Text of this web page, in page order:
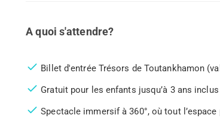
A quoi s'attendre?
Billet d'entrée Trésors de Toutankhamon
Gratuit pour les enfants jusqu’à 3 ans inclus
Spectacle immersif à 360°, où tout l’espace